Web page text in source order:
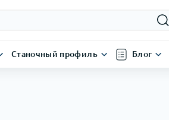
Станочный профиль Блог